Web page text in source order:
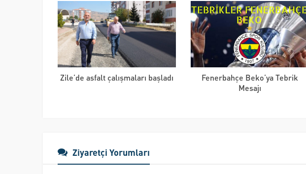
Zile’de asfalt çalışmaları başladı
Fenerbahçe Beko’ya Tebrik
Mesajı
Ziyaretçi Yorumları